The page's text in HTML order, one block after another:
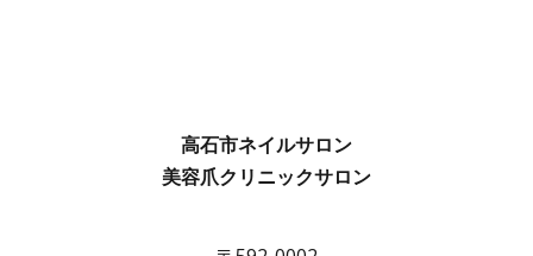
高石市ネイルサロン
美容爪クリニックサロン